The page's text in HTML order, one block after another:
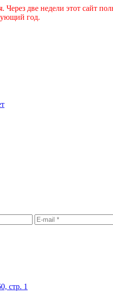
две недели этот сайт
год.
стр. 1